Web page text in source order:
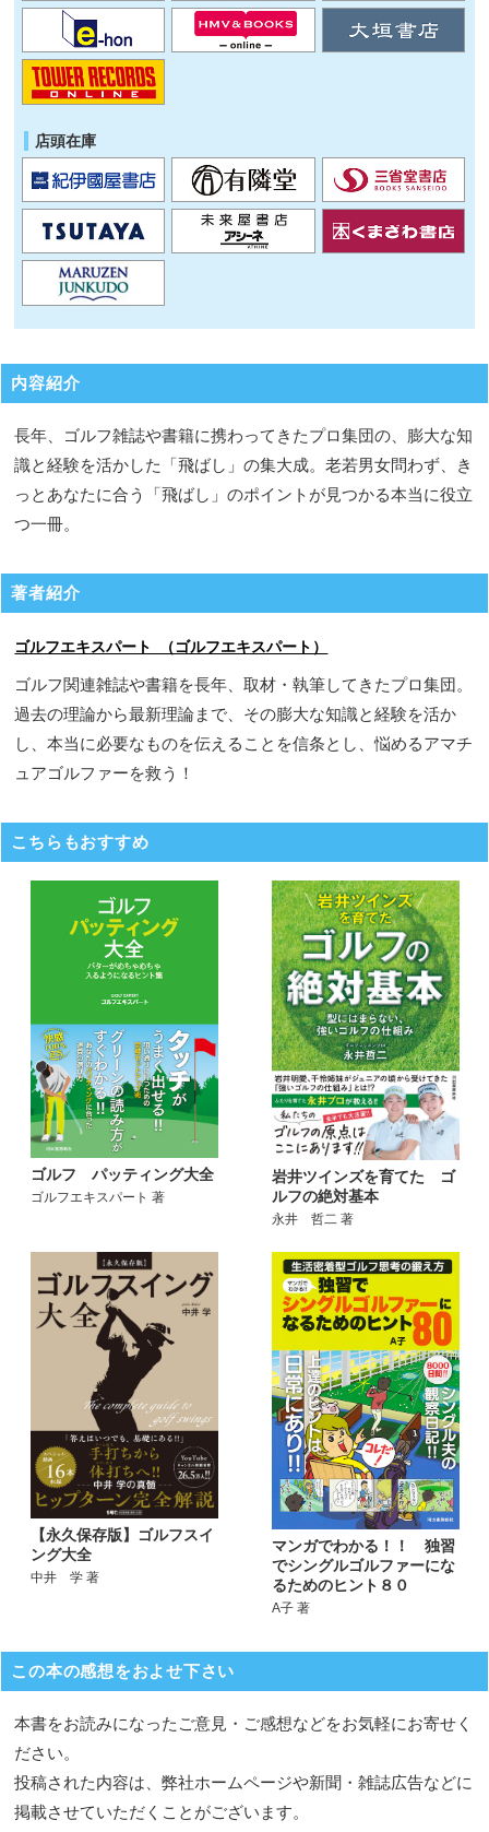
店頭在庫
内容紹介
長年、ゴルフ雑誌や書籍に携わってきたプロ集団の、膨大な知
識と経験を活かした「飛ばし」の集大成。老若男女問わず、き
っとあなたに合う「飛ばし」のポイントが見つかる本当に役立
つ一冊。
著者紹介
ゴルフエキスパート （ゴルフエキスパート）
ゴルフ関連雑誌や書籍を長年、取材・執筆してきたプロ集団。
過去の理論から最新理論まで、その膨大な知識と経験を活か
し、本当に必要なものを伝えることを信条とし、悩めるアマチ
ュアゴルファーを救う！
こちらもおすすめ
ゴルフ パッティング大全
ゴルフエキスパート 著
岩井ツインズを育てた ゴ
ルフの絶対基本
永井 哲二 著
【永久保存版】ゴルフスイ
ング大全
中井 学 著
マンガでわかる！！ 独習
でシングルゴルファーにな
るためのヒント８０
A子 著
この本の感想をおよせ下さい
本書をお読みになったご意見・ご感想などをお気軽にお寄せく
ださい。
投稿された内容は、弊社ホームページや新聞・雑誌広告などに
掲載させていただくことがございます。